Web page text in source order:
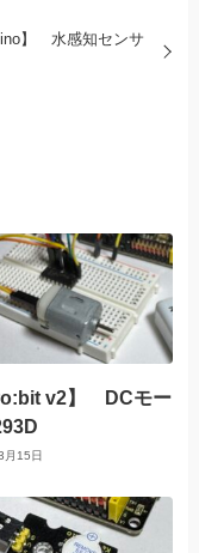
】 水感知センサ
v2】 DCモー
月15日